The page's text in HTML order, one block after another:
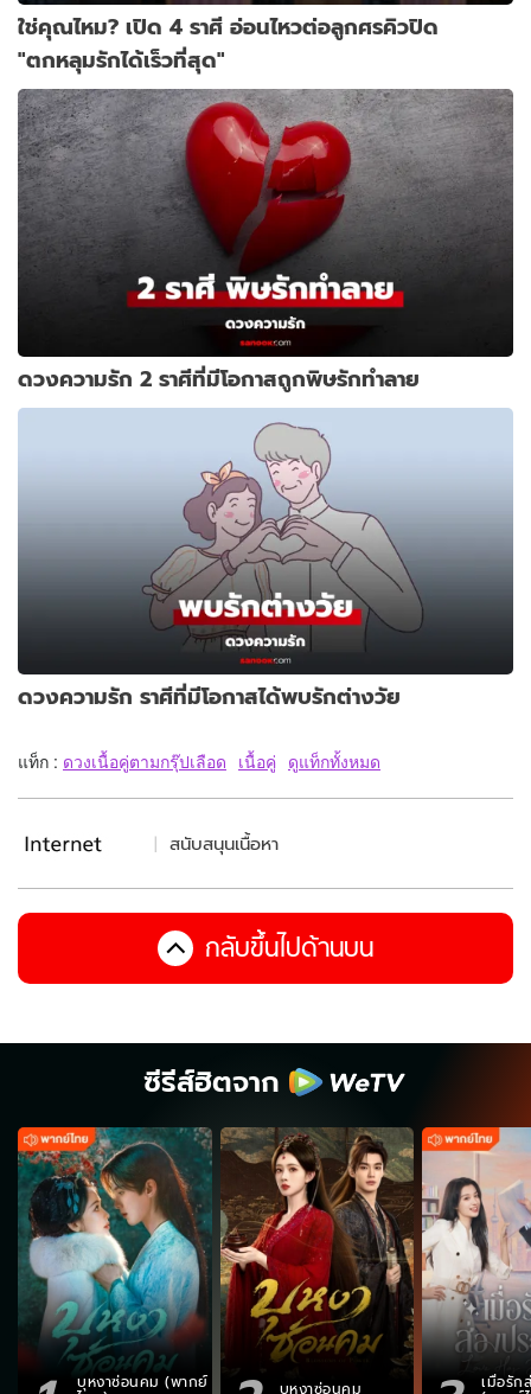
ใช่คุณไหม? เปิด 4 ราศี อ่อนไหวต่อลูกศรคิวปิด
"ตกหลุมรักได้เร็วที่สุด"
ดวงความรัก 2 ราศีที่มีโอกาสถูกพิษรักทำลาย
ดวงความรัก ราศีที่มีโอกาสได้พบรักต่างวัย
แท็ก : ดวงเนื้อคู่ตามกรุ๊ปเลือด เนื้อคู่ ดูแท็กทั้งหมด
สนับสนุนเนื้อหา
กลับขึ้นไปด้านบน
ซีรีส์ฮิตจาก
บุหงาซ่อนคม (พากย์ บุหงาซ่อนคม เมื่อรัก